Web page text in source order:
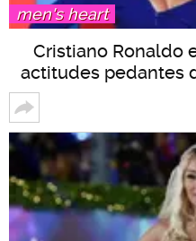
men's heart
Cristiano Ronaldo
actitudes pedantes